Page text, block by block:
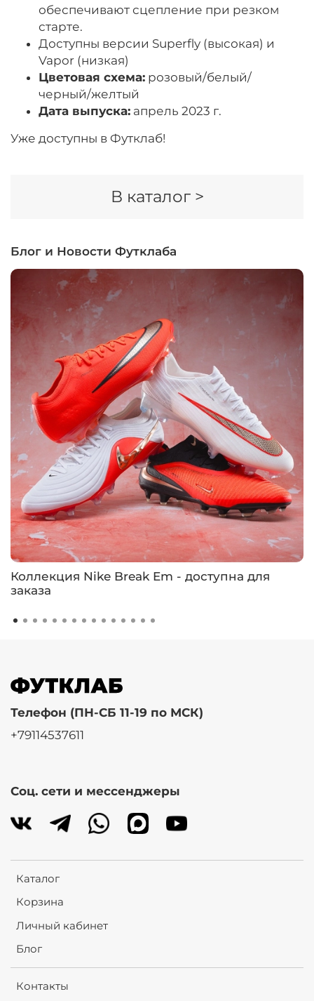
обеспечивают сцепление при резком
старте.
Доступны версии Superfly (высокая) и
Vapor (низкая)
Цветовая схема: розовый/белый/
черный/желтый
Дата выпуска: апрель 2023 г.
Уже доступны в Футклаб!
В каталог >
Блог и Новости Футклаба
Коллекция Nike Break Em - доступна для
заказа
Каталог
Корзина
Личный кабинет
Блог
Контакты
Телефон (ПН-СБ 11-19 по МСК)
+79114537611
Соц. сети и мессенджеры